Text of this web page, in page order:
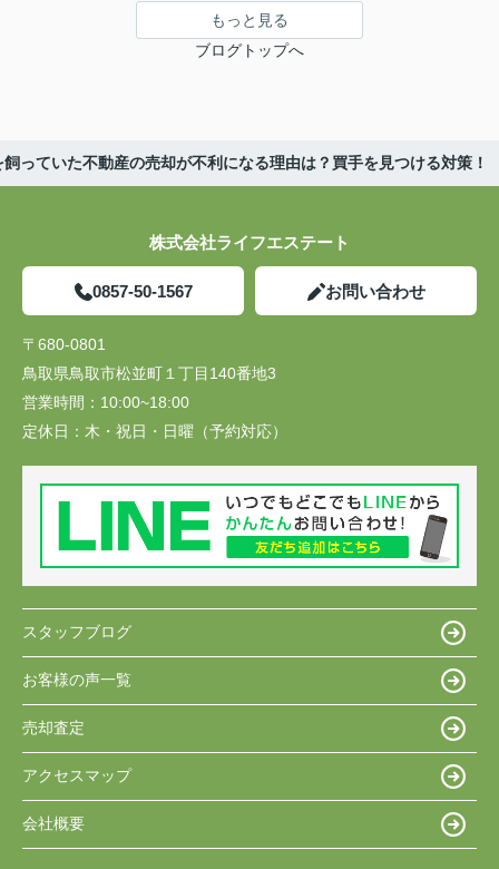
もっと見る
ブログトップへ
ていた不動産の売却が不利になる理由は？買手を見つける対策！
株式会社ライフエステート
0857-50-1567 お問い合わせ
〒680-0801
鳥取県鳥取市松並町１丁目140番地3
営業時間： 10:00~18:00
定休日： 木・祝日・日曜（予約対応）
スタッフブログ
お客様の声一覧
売却査定
アクセスマップ
会社概要